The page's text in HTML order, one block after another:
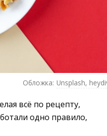
Обложка: Unsplash,
всё по рецепту,
одно правило,